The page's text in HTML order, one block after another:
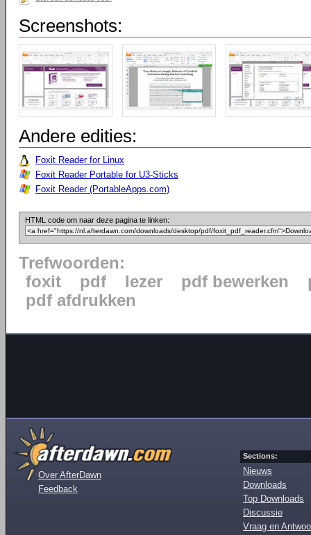
Screenshots:
Andere edities:
Foxit Reader for Linux
Foxit Reader Portable for U3-Sticks
Foxit Reader (PortableApps.com)
HTML code om naar deze pagina te linken:
Trefwoorden:
foxit
pdf lezer pdf bewerken
pdf afdrukken
Over AfterDawn
Feedback
Sections:
Nieuws
Downloads
Top Downloads
Discussie
Vraag en